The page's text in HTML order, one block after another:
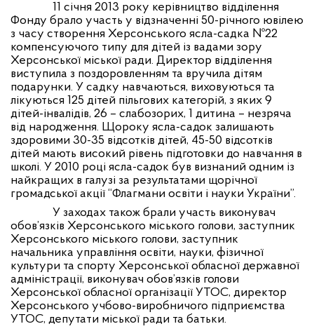
11 січня 2013 року керівництво відділення
Фонду брало участь у відзначенні 50-річного ювілею
з часу створення Херсонського ясла-садка №22
компенсуючого типу для дітей із вадами зору
Херсонської міської ради. Директор відділення
виступила з поздоровленням та вручила дітям
подарунки. У садку навчаються, виховуються та
лікуються 125 дітей пільгових категорій, з яких 9
дітей-інвалідів, 26 – слабозорих, 1 дитина – незряча
від народження. Щороку ясла-садок залишають
здоровими 30-35 відсотків дітей, 45-50 відсотків
дітей мають високий рівень підготовки до навчання в
школі. У 2010 році ясла-садок був визнаний одним із
найкращих в галузі за результатами щорічної
громадської акції “Флагмани освіти і науки України”.
У заходах також брали участь виконувач
обов’язків Херсонського міського голови, заступник
Херсонського міського голови, заступник
начальника управління освіти, науки, фізичної
культури та спорту Херсонської обласної державної
адміністрації, виконувач обов’язків голови
Херсонської обласної організації УТОС, директор
Херсонського учбово-виробничого підприємства
УТОС, депутати міської ради та батьки.